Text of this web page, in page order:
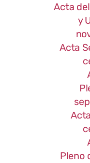
Acta
y
Acta
Pleno